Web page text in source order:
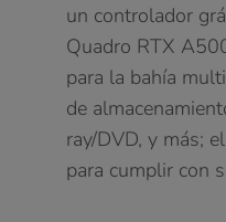
un controlador
Quadro RTX
para la bahía
de
ray/DVD, y más;
para cumplir con